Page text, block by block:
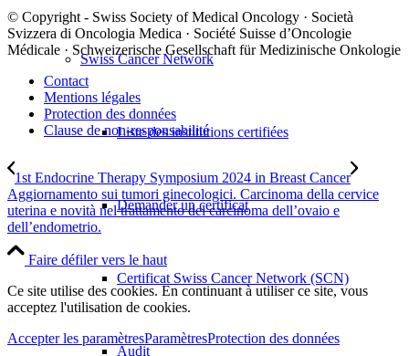
Swiss Cancer Network
Liste des institutions certifiées
Demander un certificat
Certificat Swiss Cancer Network (SCN)
Audit
© Copyright - Swiss Society of Medical Oncology · Società
Svizzera di Oncologia Medica · Société Suisse d’Oncologie
Médicale · Schweizerische Gesellschaft für Medizinische Onkologie
Contact
Mentions légales
Protection des données
Clause de non-responsabilité
1st Endocrine Therapy Symposium 2024 in Breast Cancer
Aggiornamento sui tumori ginecologici. Carcinoma della cervice
uterina e novità nel trattamento del carcinoma dell’ovaio e
dell’endometrio.
Faire défiler vers le haut
Ce site utilise des cookies. En continuant à utiliser ce site, vous
acceptez l'utilisation de cookies.
Accepter les paramètresParamètresProtection des données